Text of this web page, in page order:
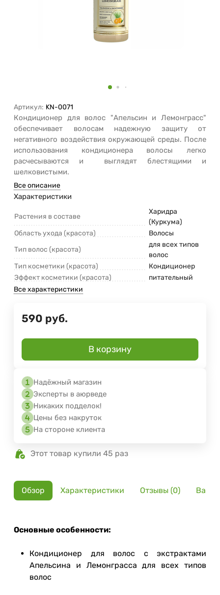
Артикул: KN-0071
Кондиционер для волос "Апельсин и Лемонграсс"
обеспечивает волосам надежную защиту от
негативного воздействия окружающей среды. После
использования кондиционера волосы легко
расчесываются и выглядят блестящими и
шелковистыми.
Все описание
Характеристики
Растения в составе
Харидра
(Куркума)
Область ухода (красота)
Волосы
Тип волос (красота)
для всех типов
волос
Тип косметики (красота)
Кондиционер
Эффект косметики (красота)
питательный
Все характеристики
590 руб.
В корзину
Надёжный магазин
Эксперты в аюрведе
Никаких подделок!
Цены без накруток
На стороне клиента
Этот товар купили 45 раз
Обзор Характеристики Отзывы (0)
Основные особенности:
Кондиционер для волос с экстрактами
Апельсина и Лемонграсса для всех типов
волос